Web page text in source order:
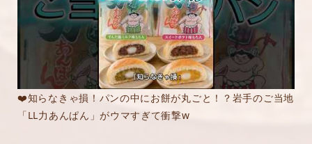
❤️知らなきゃ損！パンの中にお餅が丸ごと！？岩手のご当地
「LL力あんぱん」がウマすぎて衝撃w